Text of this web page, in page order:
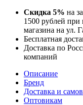
Скидка 5% на
1500 рублей при
магазина на ул.
Бесплатная
Доставка по
компаний
Описание
Бренд
Доставка и
Оптовикам